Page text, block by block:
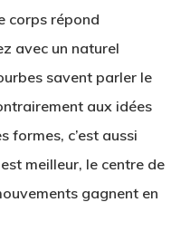
corps répond
avec un naturel
savent parler le
aux idées
formes, c’est aussi
meilleur, le centre de
gagnent en